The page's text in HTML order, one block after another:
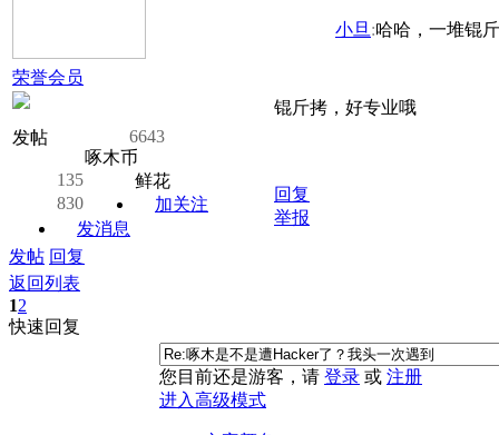
荣誉会员
发帖
6643
啄木币
135
鲜花
830
加关注
发消息
小旦 :哈哈，一堆锟
锟斤拷，好专业哦
回复
举报
发帖 回复
返回列表
12
快速回复
您目前还是游客，请 登录 或 注册
进入高级模式